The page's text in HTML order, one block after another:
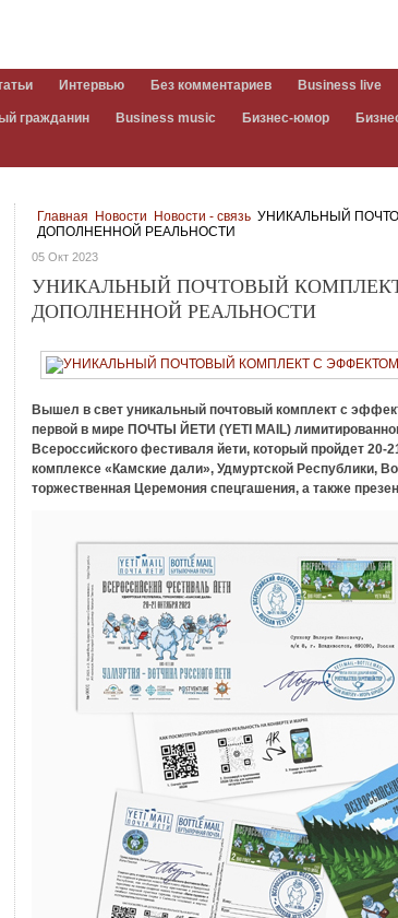
Интервью Без комментариев Business live
гражданин Business music Бизнес-юмор
Главная Новости Новости - связь УНИКАЛЬНЫЙ
ДОПОЛНЕННОЙ РЕАЛЬНОСТИ
05 Окт 2023
УНИКАЛЬНЫЙ ПОЧТОВЫЙ
ДОПОЛНЕННОЙ РЕАЛЬНОСТИ
Вышел в свет уникальный почтовый комплект с
первой в мире ПОЧТЫ ЙЕТИ (YETI MAIL)
Всероссийского фестиваля йети, который пройдет 20-
комплексе «Камские дали», Удмуртской Республики,
торжественная Церемония спецгашения, а также